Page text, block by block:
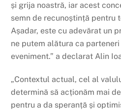
și grija noastră, iar acest
semn de recunoștință pentru
Așadar, este cu adevărat un
ne putem alătura ca
eveniment.” a declarat Alin
„Contextul actual, cel al
determină să acționăm mai
pentru a da speranță și